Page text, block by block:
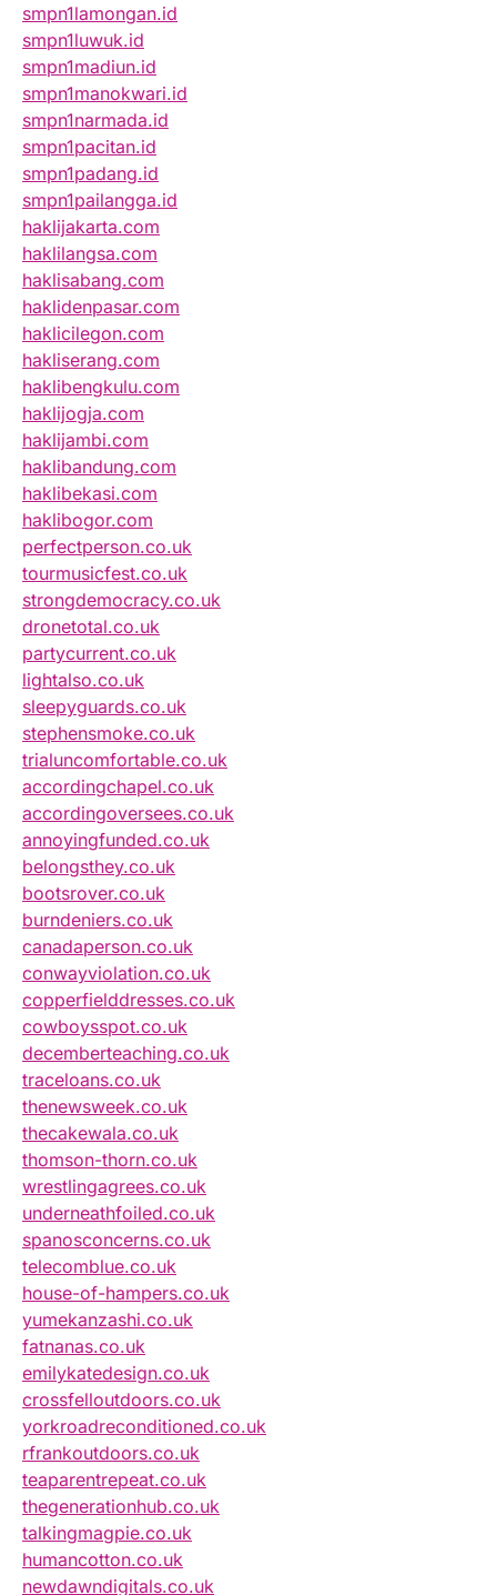
smpn1lamongan.id
smpn1luwuk.id
smpn1madiun.id
smpn1manokwari.id
smpn1narmada.id
smpn1pacitan.id
smpn1padang.id
smpn1pailangga.id
haklijakarta.com
haklilangsa.com
haklisabang.com
haklidenpasar.com
haklicilegon.com
hakliserang.com
haklibengkulu.com
haklijogja.com
haklijambi.com
haklibandung.com
haklibekasi.com
haklibogor.com
perfectperson.co.uk
tourmusicfest.co.uk
strongdemocracy.co.uk
dronetotal.co.uk
partycurrent.co.uk
lightalso.co.uk
sleepyguards.co.uk
stephensmoke.co.uk
trialuncomfortable.co.uk
accordingchapel.co.uk
accordingoversees.co.uk
annoyingfunded.co.uk
belongsthey.co.uk
bootsrover.co.uk
burndeniers.co.uk
canadaperson.co.uk
conwayviolation.co.uk
copperfielddresses.co.uk
cowboysspot.co.uk
decemberteaching.co.uk
traceloans.co.uk
thenewsweek.co.uk
thecakewala.co.uk
thomson-thorn.co.uk
wrestlingagrees.co.uk
underneathfoiled.co.uk
spanosconcerns.co.uk
telecomblue.co.uk
house-of-hampers.co.uk
yumekanzashi.co.uk
fatnanas.co.uk
emilykatedesign.co.uk
crossfelloutdoors.co.uk
yorkroadreconditioned.co.uk
rfrankoutdoors.co.uk
teaparentrepeat.co.uk
thegenerationhub.co.uk
talkingmagpie.co.uk
humancotton.co.uk
newdawndigitals.co.uk